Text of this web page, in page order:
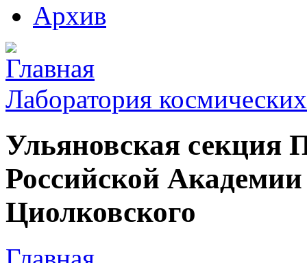
Архив
Лаборатория
Ульяновская секция
Российской
Циолковского